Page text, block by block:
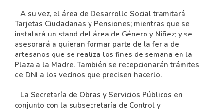
A su vez, el área de Desarrollo Social tramitará
Tarjetas Ciudadanas y Pensiones; mientras que se
instalará un stand del área de Género y Niñez; y se
asesorará a quieran formar parte de la feria de
artesanos que se realiza los fines de semana en la
Plaza a la Madre. También se recepcionarán trámites
de DNI a los vecinos que precisen hacerlo.
La Secretaría de Obras y Servicios Públicos en
conjunto con la subsecretaría de Control y